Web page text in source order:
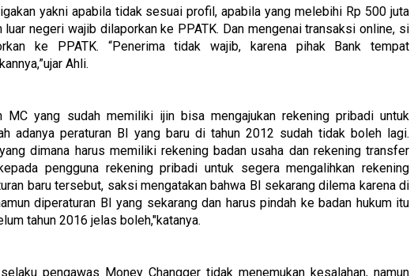
yakni apabila tidak sesuai profil, apabila yang melebihi Rp 500 juta
negeri wajib dilaporkan ke PPATK. Dan mengenai transaksi online, si
ke PPATK. “Penerima tidak wajib, karena pihak Bank tempat
Ahli.
MC yang sudah memiliki ijin bisa mengajukan rekening pribadi untuk
adanya peraturan BI yang baru di tahun 2012 sudah tidak boleh lagi.
dimana harus memiliki rekening badan usaha dan rekening transfer
pengguna rekening pribadi untuk segera mengalihkan rekening
baru tersebut, saksi mengatakan bahwa BI sekarang dilema karena di
diperaturan BI yang sekarang dan harus pindah ke badan hukum itu
tahun 2016 jelas boleh,"katanya.
pengawas Money Changger tidak menemukan kesalahan, namun